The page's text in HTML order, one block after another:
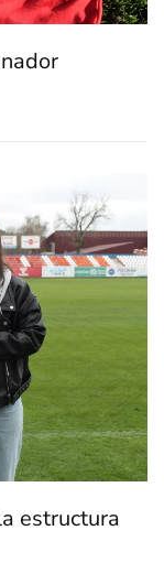
estructura